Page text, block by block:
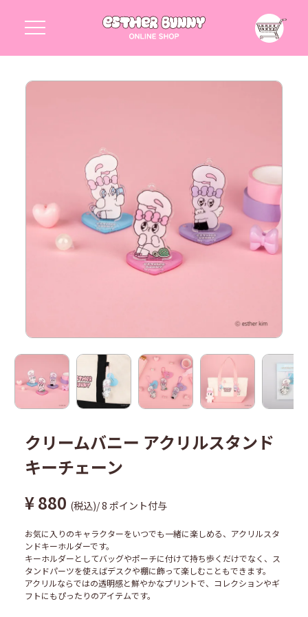
クリームバニー アクリルスタンド
キーチェーン
¥880 税込 /8 ポイント付与
お気に入りのキャラクターをいつでも一緒に楽しめる、アクリルスタ
ンドキーホルダーです。
キーホルダーとしてバッグやポーチに付けて持ち歩くだけでなく、ス
タンドパーツを使えばデスクや棚に飾って楽しむこともできます。
アクリルならではの透明感と鮮やかなプリントで、コレクションやギ
フトにもぴったりのアイテムです。